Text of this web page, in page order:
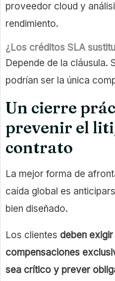
proveedor cloud y
rendimiento.
¿Los créditos SLA
Depende de la cláusula.
podrían ser la única
Un cierre
prevenir el
contrato
La mejor forma de
caída global es
bien diseñado.
Los clientes deben
compensaciones
sea crítico y prever